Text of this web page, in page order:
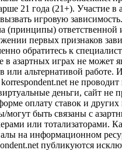
21 года (21+). Участие в
игровую
(принципы)
первых признаков
обратитесь к
в азартных играх не может
или альтернативой
korrespondent.net не
деньги, сайт не
оплату ставок и
могут быть связаны с
или тотализаторами.
на информационном
публикуются